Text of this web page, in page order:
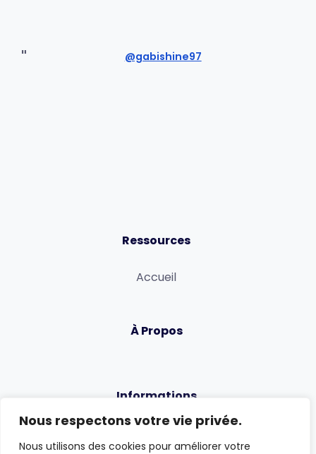
Nous respectons votre vie privée.
Nous utilisons des cookies pour améliorer votre
@gabishine97
Ressources
Accueil
À Propos
Informations
Politique de confidentialité